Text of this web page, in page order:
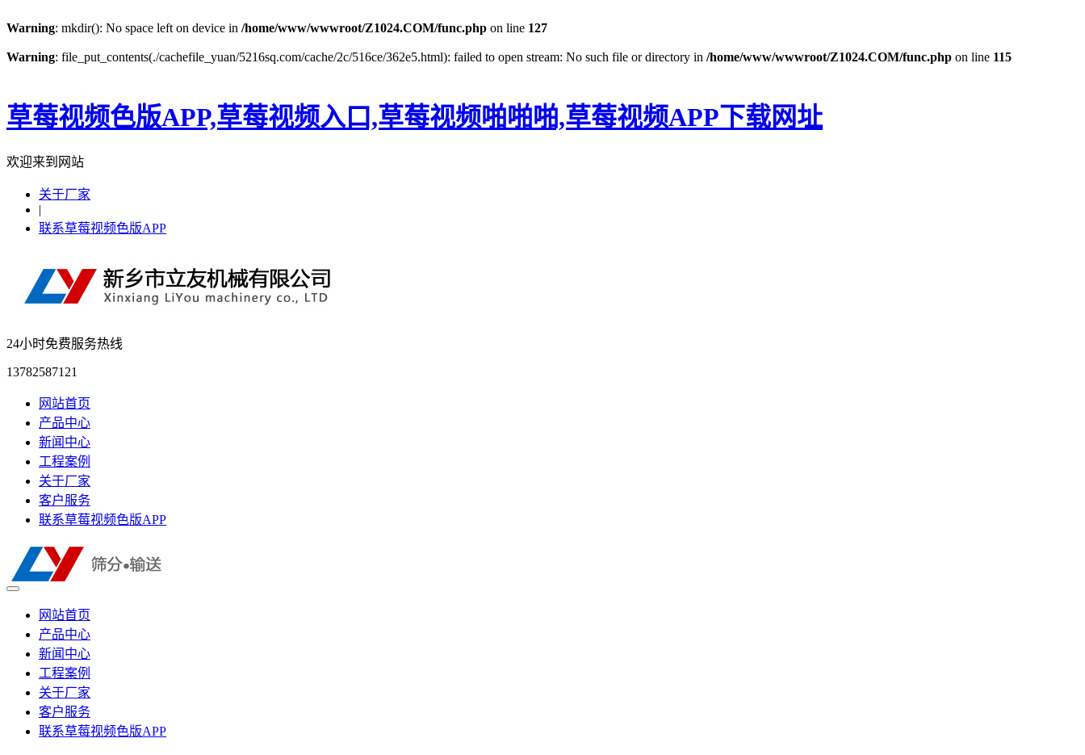
Warning: mkdir(): No space left on device in /home/www/wwwroot/Z1024.COM/func.php on line 127
Warning: file_put_contents(./cachefile_yuan/5216sq.com/cache/2c/516ce/362e5.html): failed to open stream: No such file or directory in /home/www/wwwroot/Z1024.COM/func.php on line 115
草莓视频色版APP,草莓视频入口,草莓视频啪啪啪,草莓视频APP下载网址
欢迎来到网站
关于厂家
|
联系草莓视频色版APP
24小时免费服务热线
13782587121
网站首页
产品中心
新闻中心
工程案例
关于厂家
客户服务
联系草莓视频色版APP
网站首页
产品中心
新闻中心
工程案例
关于厂家
客户服务
联系草莓视频色版APP